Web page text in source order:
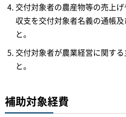
交付対象者の農産物等の売上
収支を交付対象者名義の通帳
と。
交付対象者が農業経営に関す
と。
補助対象経費